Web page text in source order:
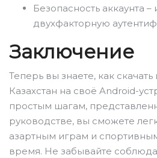
Безопасность аккаунта –
двухфакторную
Заключение
Теперь вы знаете, как
Казахстан на своё Android-
простым шагам,
руководстве, вы сможете
азартным играм и
время. Не забывайте